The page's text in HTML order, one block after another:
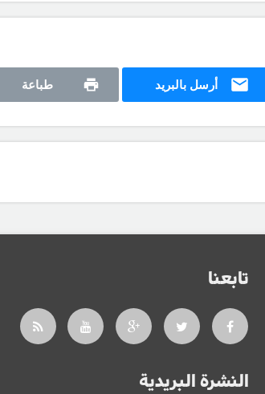
أرسل بالبريد طباعة
تابعنا
النشرة البريدية